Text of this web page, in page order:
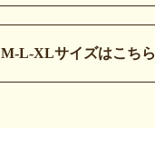
M-L-XLサイズはこちら